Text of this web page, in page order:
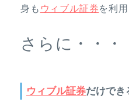
身も ウィブル証券を利
さらに・・・
ウィブル証券だけでき